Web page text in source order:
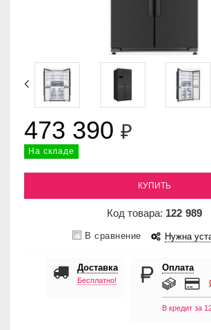
473 390 ₽
На складе
КУПИТЬ
Код товара: 122 989
В сравнение Нужна
Доставка
Бесплатно!
Оплата
В кредит за